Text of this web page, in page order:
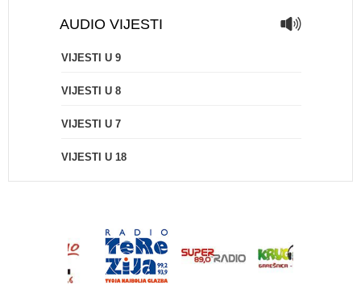
AUDIO VIJESTI
VIJESTI U 9
VIJESTI U 8
VIJESTI U 7
VIJESTI U 18